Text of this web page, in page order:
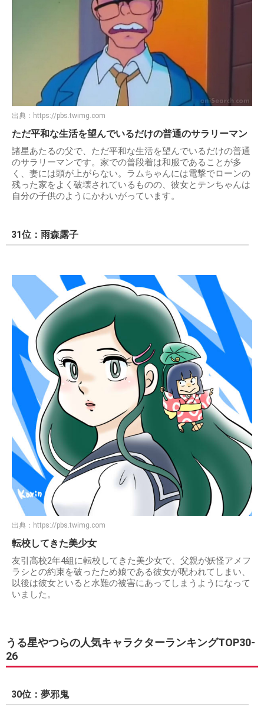
出典： https://pbs.twimg.com
ただ平和な生活を望んでいるだけの普通のサラリーマン
諸星あたるの父で、ただ平和な生活を望んでいるだけの普通
のサラリーマンです。家での普段着は和服であることが多
く、妻には頭が上がらない。ラムちゃんには電撃でローンの
残った家をよく破壊されているものの、彼女とテンちゃんは
自分の子供のようにかわいがっています。
31位：雨森露子
出典： https://pbs.twimg.com
転校してきた美少女
友引高校2年4組に転校してきた美少女で、父親が妖怪アメフ
ラシとの約束を破ったため娘である彼女が呪われてしまい、
以後は彼女といると水難の被害にあってしまうようになって
いました。
うる星やつらの人気キャラクターランキングTOP30-
26
30位：夢邪鬼